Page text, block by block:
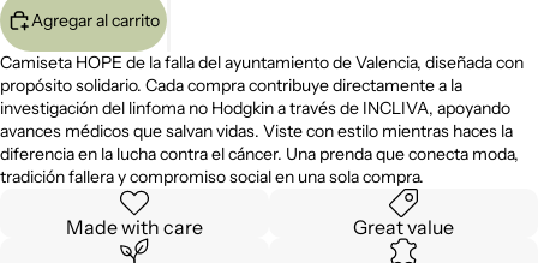
Agregar al carrito
Camiseta HOPE de la falla del ayuntamiento de Valencia, diseñada con
propósito solidario. Cada compra contribuye directamente a la
investigación del linfoma no Hodgkin a través de INCLIVA, apoyando
avances médicos que salvan vidas. Viste con estilo mientras haces la
diferencia en la lucha contra el cáncer. Una prenda que conecta moda,
tradición fallera y compromiso social en una sola compra.
Made with care Great value